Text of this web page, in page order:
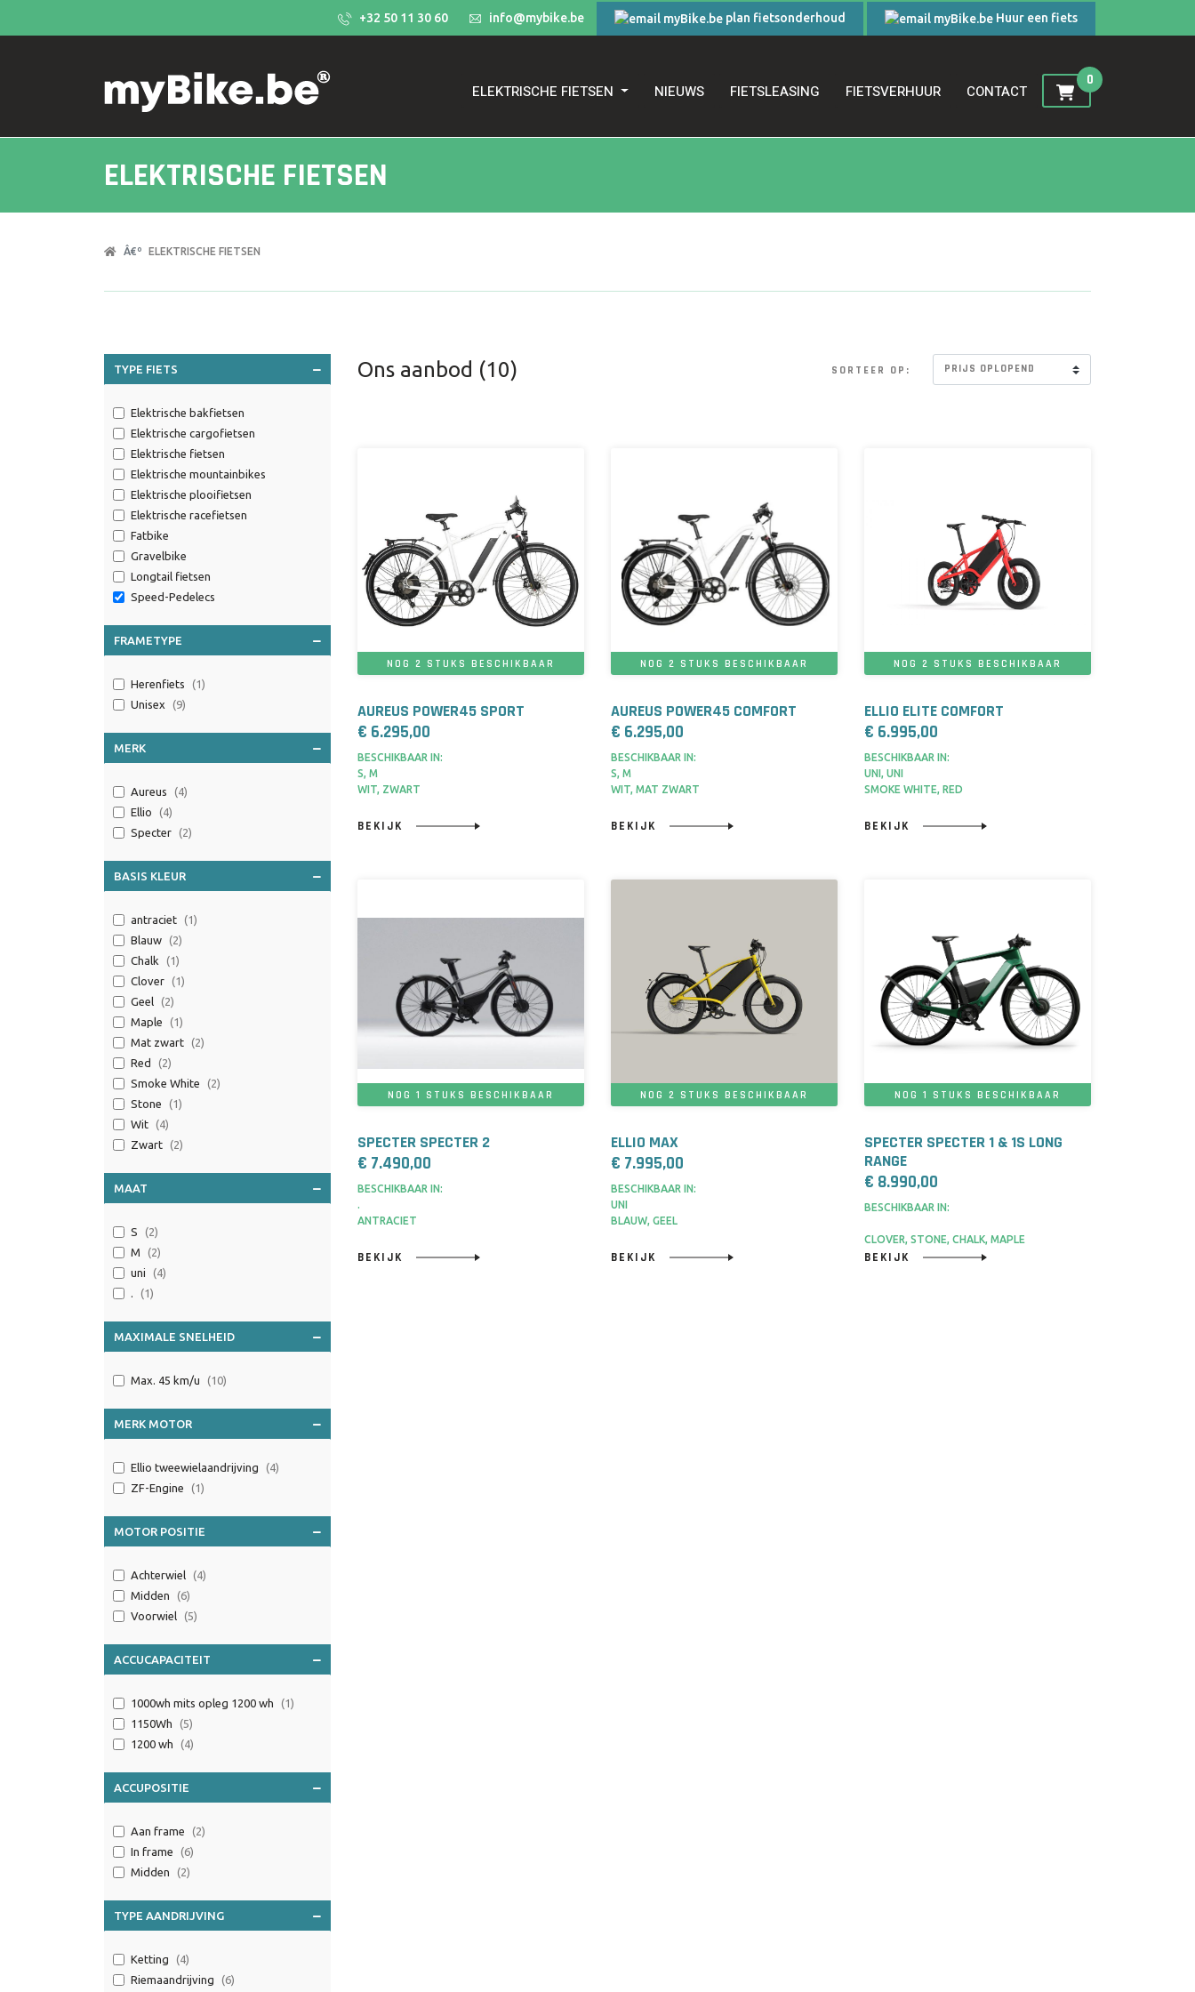
+32 50 11 30 60 info@mybike.be plan fietsonderhoud Huur een fiets
ELEKTRISCHE FIETSEN NIEUWS FIETSLEASING FIETSVERHUUR CONTACT
0
ELEKTRISCHE FIETSEN
ELEKTRISCHE FIETSEN
TYPE FIETS
Elektrische bakfietsen
Elektrische cargofietsen
Elektrische fietsen
Elektrische mountainbikes
Elektrische plooifietsen
Elektrische racefietsen
Fatbike
Gravelbike
Longtail fietsen
Speed-Pedelecs
FRAMETYPE
Herenfiets
(1)
Unisex
(9)
MERK
Aureus
(4)
Ellio
(4)
Specter
(2)
BASIS KLEUR
antraciet
(1)
Blauw
(2)
Chalk
(1)
Clover
(1)
Geel
(2)
Maple
(1)
Mat zwart
(2)
Red
(2)
Smoke White
(2)
Stone
(1)
Wit
(4)
Zwart
(2)
MAAT
S
(2)
M
(2)
uni
(4)
(1)
MAXIMALE SNELHEID
Max. 45 km/u (10)
MERK MOTOR
Ellio tweewielaandrijving
(4)
ZF-Engine
(1)
MOTOR POSITIE
Achterwiel
(4)
Midden
(6)
Voorwiel
(5)
ACCUCAPACITEIT
1000wh mits opleg 1200 wh
(1)
1150Wh
(5)
1200 wh
(4)
ACCUPOSITIE
Aan frame
(2)
In frame
(6)
Midden
(2)
TYPE AANDRIJVING
Ketting
(4)
Riemaandrijving
(6)
Ons aanbod (10) SORTEER OP:
NOG 2 STUKS BESCHIKBAAR
AUREUS POWER45 SPORT
€ 6.295,00
BESCHIKBAAR IN:
S, M
WIT, ZWART
BEKIJK
NOG 2 STUKS BESCHIKBAAR
AUREUS POWER45 COMFORT
€ 6.295,00
BESCHIKBAAR IN:
S, M
WIT, MAT ZWART
BEKIJK
NOG 2 STUKS BESCHIKBAAR
ELLIO ELITE COMFORT
€ 6.995,00
BESCHIKBAAR IN:
UNI, UNI
SMOKE WHITE, RED
BEKIJK
NOG 1 STUKS BESCHIKBAAR
SPECTER SPECTER 2
€ 7.490,00
BESCHIKBAAR IN:
ANTRACIET
BEKIJK
NOG 2 STUKS BESCHIKBAAR
ELLIO MAX
€ 7.995,00
BESCHIKBAAR IN:
UNI
BLAUW, GEEL
BEKIJK
NOG 1 STUKS BESCHIKBAAR
SPECTER SPECTER 1 & 1S LONG
RANGE
€ 8.990,00
BESCHIKBAAR IN:
CLOVER, STONE, CHALK, MAPLE
BEKIJK